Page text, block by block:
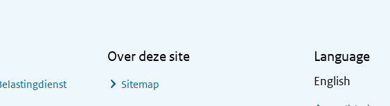
Over deze site
Sitemap
Language
English